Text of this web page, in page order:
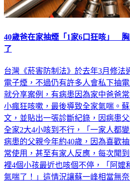
了
電子煙，不過仍有許多人會私下抽
就分享案例，有病患因為家中爸爸
小瘋狂咳嗽，最後導致全家氣喘。
文，並貼出一張診斷紀錄，因病患
全家2大4小咳到不行，「一家人都
病患的父親今年約40歲，因為喜歡
常使用，甚至有家人反應，每次聞
裡4個小孩最近也咳個不停，「阿嬤
氣喘了！」這情況讓蘇一峰相當無
害全家氣喘」，不少民眾也直搖頭